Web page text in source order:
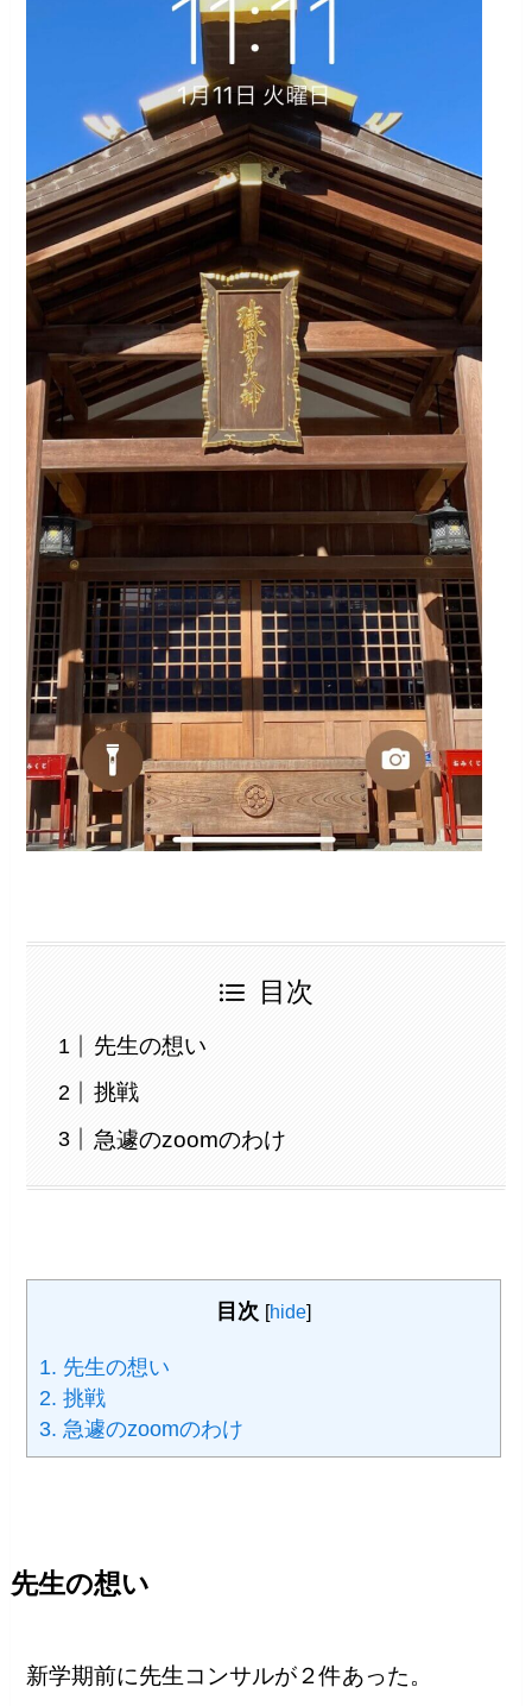
目次
先生の想い
挑戦
急遽のzoomのわけ
目次 [hide]
1. 先生の想い
2. 挑戦
3. 急遽のzoomのわけ
先生の想い
新学期前に先生コンサルが２件あった。